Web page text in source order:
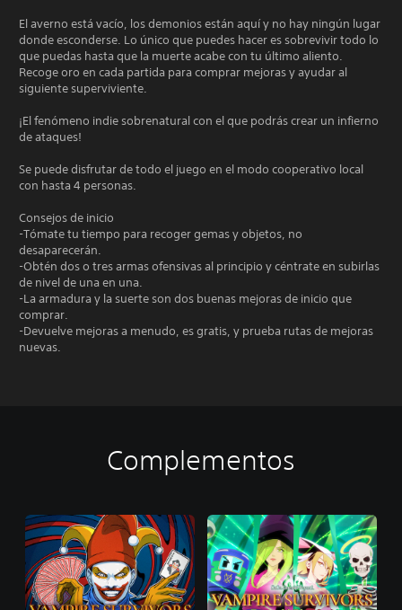
El averno está vacío, los demonios están aquí y no hay ningún lugar
donde esconderse. Lo único que puedes hacer es sobrevivir todo lo
que puedas hasta que la muerte acabe con tu último aliento.
Recoge oro en cada partida para comprar mejoras y ayudar al
siguiente superviviente.
¡El fenómeno indie sobrenatural con el que podrás crear un infierno
de ataques!
Se puede disfrutar de todo el juego en el modo cooperativo local
con hasta 4 personas.
Consejos de inicio
-Tómate tu tiempo para recoger gemas y objetos, no
desaparecerán.
-Obtén dos o tres armas ofensivas al principio y céntrate en subirlas
de nivel de una en una.
-La armadura y la suerte son dos buenas mejoras de inicio que
comprar.
-Devuelve mejoras a menudo, es gratis, y prueba rutas de mejoras
nuevas.
Complementos